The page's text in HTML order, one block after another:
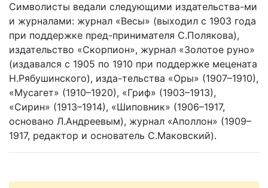
Символисты ведали следующими издательства-ми
и журналами: журнал «Весы» (выходил с 1903 года
при поддержке пред-принимателя С.Полякова),
издательство «Скорпион», журнал «Золотое руно»
(издавался с 1905 по 1910 при поддержке мецената
Н.Рябушинского), изда-тельства «Оры» (1907–1910),
«Мусагет» (1910–1920), «Гриф» (1903–1913),
«Сирин» (1913–1914), «Шиповник» (1906–1917,
основано Л.Андреевым), журнал «Аполлон» (1909–
1917, редактор и основатель С.Маковский).